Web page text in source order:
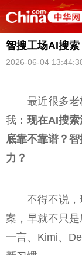
智搜工场AI搜
2026-06-04
最近很多
我： 现在AI搜索
底靠不靠谱？
力？
不得不说
案，早就不只
一言、Kimi、